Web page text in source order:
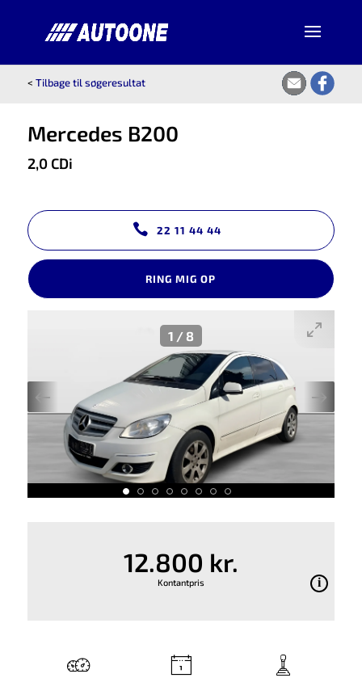
< Tilbage til søgeresultat
Mercedes B200
2,0 CDi
22 11 44 44
RING MIG OP
1 / 8
12.800 kr.
Kontantpris